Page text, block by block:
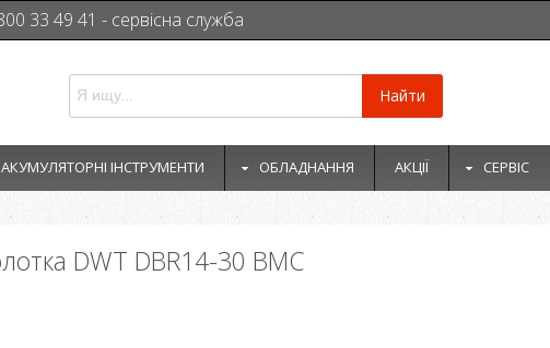
33 49 41 - сервісна служба
Найти
АКУМУЛЯТОРНІ ІНСТРУМЕНТИ ОБЛАДНАННЯ АКЦІЇ СЕРВІС
DWT DBR14-30 BMC